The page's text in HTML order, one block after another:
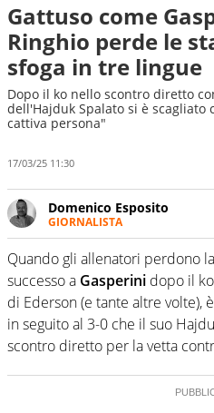
Gattuso come
Ringhio perde le
sfoga in tre lingue
Dopo il ko nello scontro diretto
dell'Hajduk Spalato si è
cattiva persona"
17/03/25 11:30
Domenico Esposito
GIORNALISTA
Da vent’anni in campo e
in tutte le sue
calcio e per la sfera di
serissima, guai a dirgli di
Quando gli allenatori perdono
successo a Gasperini dopo il
di Ederson (e tante altre volte),
in seguito al 3-0 che il suo
scontro diretto per la vetta